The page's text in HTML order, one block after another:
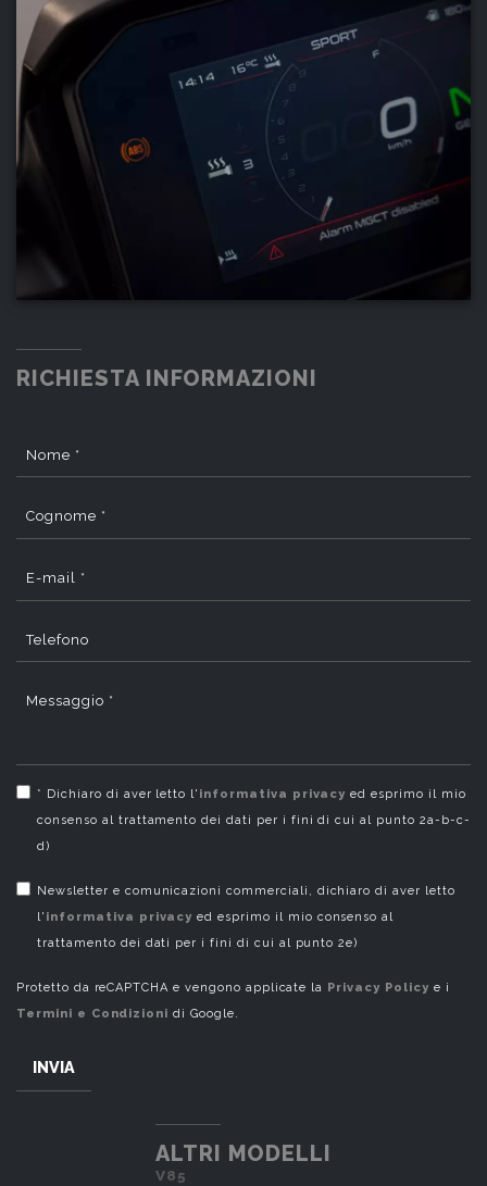
RICHIESTA INFORMAZIONI
Nome *
Cognome *
E-mail *
Telefono
Messaggio *
* Dichiaro di aver letto l' informativa privacy ed esprimo il mio
consenso al trattamento dei dati per i fini di cui al punto 2a-b-c-
d)
Newsletter e comunicazioni commerciali, dichiaro di aver letto
l' informativa privacy ed esprimo il mio consenso al
trattamento dei dati per i fini di cui al punto 2e)
Protetto da reCAPTCHA e vengono applicate la Privacy Policy e i
Termini e Condizioni di Google.
INVIA
ALTRI MODELLI
V85